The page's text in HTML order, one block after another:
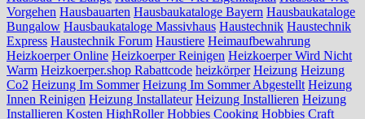
Vorgehen Hausbauarten Hausbaukataloge Bayern Hausbaukataloge
Bungalow Hausbaukataloge Massivhaus Haustechnik Haustechnik
Express Haustechnik Forum Haustiere Heimaufbewahrung
Heizkoerper Online Heizkoerper Reinigen Heizkoerper Wird Nicht
Warm Heizkoerper.shop Rabattcode heizkörper Heizung Heizung
Co2 Heizung Im Sommer Heizung Im Sommer Abgestellt Heizung
Innen Reinigen Heizung Installateur Heizung Installieren Heizung
Installieren Kosten HighRoller Hobbies Cooking Hobbies Craft